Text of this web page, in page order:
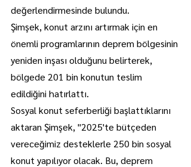
değerlendirmesinde bulundu.
Şimşek, konut arzını artırmak için en
önemli programlarının deprem bölgesinin
yeniden inşası olduğunu belirterek,
bölgede 201 bin konutun teslim
edildiğini hatırlattı.
Sosyal konut seferberliği başlattıklarını
aktaran Şimşek, "2025'te bütçeden
vereceğimiz desteklerle 250 bin sosyal
konut yapılıyor olacak. Bu, deprem